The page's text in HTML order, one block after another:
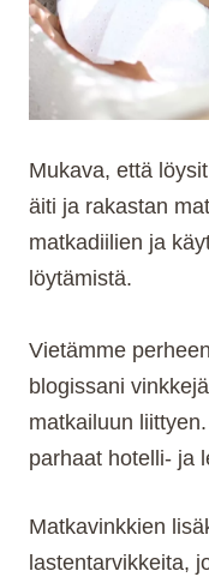
Mukava, että
äiti ja rakastan
matkadiilien ja
löytämistä.
Vietämme
blogissani
matkailuun
parhaat hotelli- ja
Matkavinkkien
lastentarvikkeita,